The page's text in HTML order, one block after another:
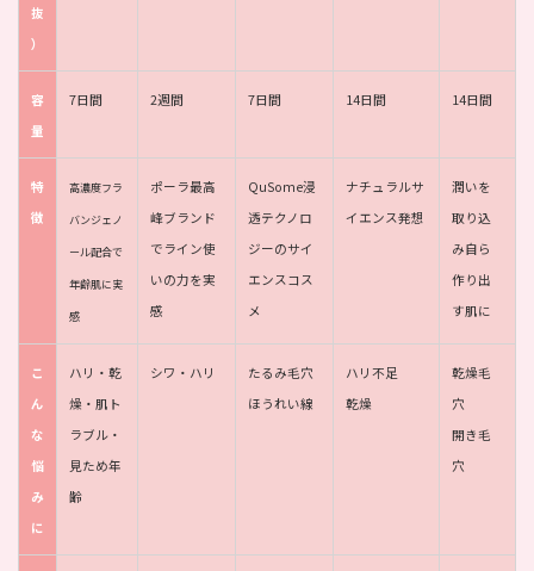
抜
）
容
量
7日間 2週間 7日間 14日間 14日間
特
徴
高濃度フラ
バンジェノ
ール配合で
年齢肌に実
感
ポーラ最高
峰ブランド
でライン使
いの力を実
感
QuSome浸
透テクノロ
ジーのサイ
エンスコス
メ
ナチュラルサ
イエンス発想
潤いを
取り込
み自ら
作り出
す肌に
こ
ん
な
悩
み
に
ハリ・乾
燥・肌ト
ラブル・
見ため年
齢
シワ・ハリ
たるみ毛穴
ほうれい線
ハリ不足
乾燥
乾燥毛
穴
開き毛
穴